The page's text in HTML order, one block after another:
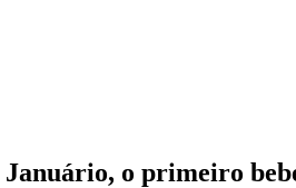
Januário, o primeiro